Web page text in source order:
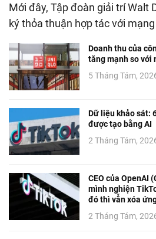
Mới đây, Tập đoàn giải trí Walt
ký thỏa thuận hợp tác với
Doanh thu của
tăng mạnh so với
5 Tháng Tám,
Dữ liệu khảo sát:
được tạo bằng AI
2 Tháng Tám,
CEO của OpenAI
mình nghiện
đó thì vẫn xóa
2 Tháng Tám,